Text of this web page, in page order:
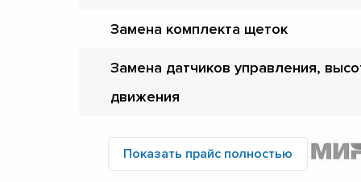
Замена комплекта щеток
Замена датчиков управления,
движения
Показать прайс полностью